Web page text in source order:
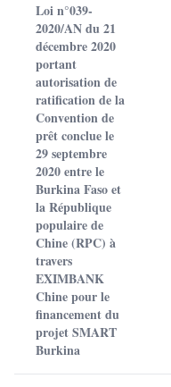
Loi n°039-
2020/AN du 21
décembre 2020
portant
autorisation de
ratification de la
Convention de
prêt conclue le
29 septembre
2020 entre le
Burkina Faso et
la République
populaire de
Chine (RPC) à
travers
EXIMBANK
Chine pour le
financement du
projet SMART
Burkina